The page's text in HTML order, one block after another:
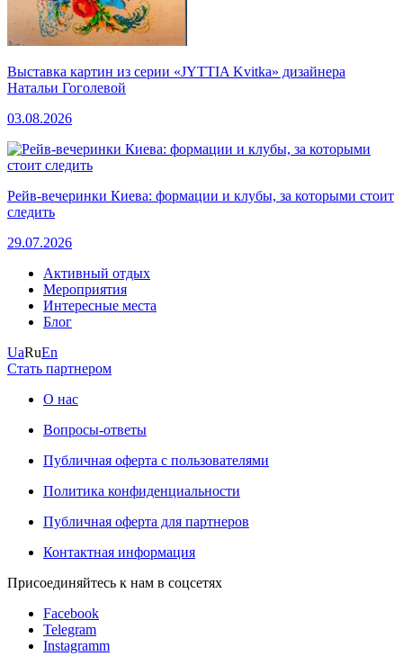
Выставка картин из серии «JYTTIA Kvitka» дизайнера
Натальи Гоголевой
03.08.2026
Рейв-вечеринки Киева: формации и клубы, за которыми стоит
следить
29.07.2026
Активный отдых
Мероприятия
Интересные места
Блог
UaRuEn
Стать партнером
О нас
Вопросы-ответы
Публичная оферта с пользователями
Политика конфиденциальности
Публичная оферта для партнеров
Контактная информация
Присоединяйтесь к нам в соцсетях
Facebook
Telegram
Instagramm